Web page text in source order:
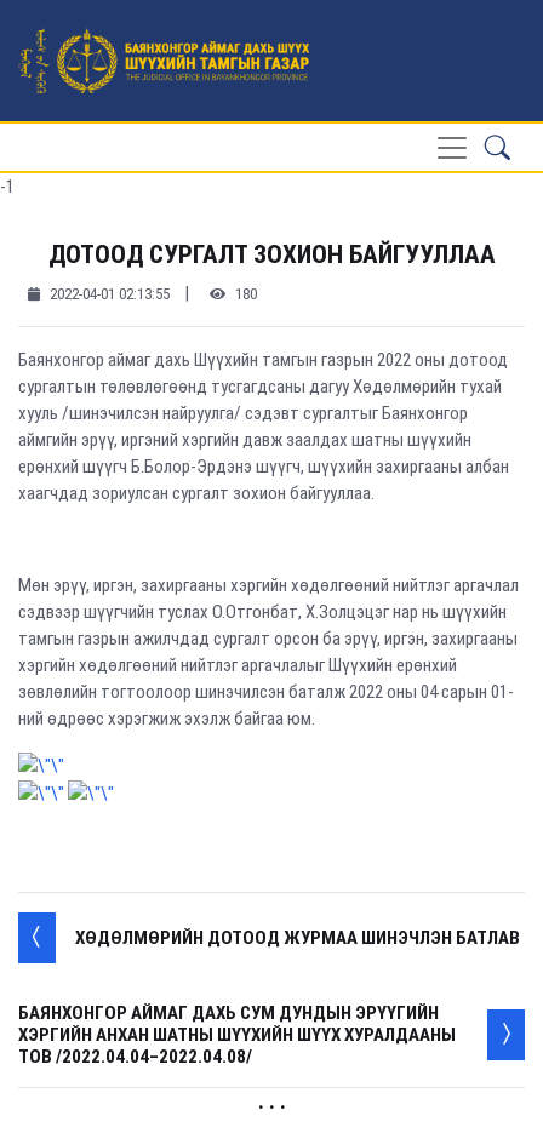
-1
ДОТООД СУРГАЛТ ЗОХИОН БАЙГУУЛЛАА
2022-04-01 02:13:55 | 180
Баянхонгор аймаг дахь Шүүхийн тамгын газрын 2022 оны дотоод
сургалтын төлөвлөгөөнд тусгагдсаны дагуу Хөдөлмөрийн тухай
хууль /шинэчилсэн найруулга/ сэдэвт сургалтыг Баянхонгор
аймгийн эрүү, иргэний хэргийн давж заалдах шатны шүүхийн
ерөнхий шүүгч Б.Болор-Эрдэнэ шүүгч, шүүхийн захиргааны албан
хаагчдад зориулсан сургалт зохион байгууллаа.
Мөн эрүү, иргэн, захиргааны хэргийн хөдөлгөөний нийтлэг аргачлал
сэдвээр шүүгчийн туслах О.Отгонбат, Х.Золцэцэг нар нь шүүхийн
тамгын газрын ажилчдад сургалт орсон ба эрүү, иргэн, захиргааны
хэргийн хөдөлгөөний нийтлэг аргачлалыг Шүүхийн ерөнхий
зөвлөлийн тогтоолоор шинэчилсэн баталж 2022 оны 04 сарын 01-
ний өдрөөс хэрэгжиж эхэлж байгаа юм.
ХӨДӨЛМӨРИЙН ДОТООД ЖУРМАА ШИНЭЧЛЭН БАТЛАВ
БАЯНХОНГОР АЙМАГ ДАХЬ СУМ ДУНДЫН ЭРҮҮГИЙН
ХЭРГИЙН АНХАН ШАТНЫ ШҮҮХИЙН ШҮҮХ ХУРАЛДААНЫ
ТОВ /2022.04.04–2022.04.08/
. . .